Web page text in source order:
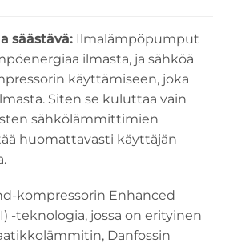
säästävä: Ilmalämpöpumput
ilmasta, ja sähköä
käyttämiseen, joka
Siten se kuluttaa vain
sähkölämmittimien
huomattavasti käyttäjän
kompressorin Enhanced
-teknologia, jossa on erityinen
Danfossin